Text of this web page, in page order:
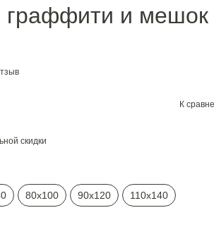
граффити и мешок
К
скидки
80х100 90х120 110х140